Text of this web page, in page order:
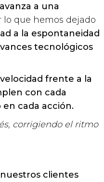
avanza a una
lo que hemos dejado
a la espontaneidad
tecnológicos
frente a la
con cada
cada acción.
corrigiendo el ritmo
clientes